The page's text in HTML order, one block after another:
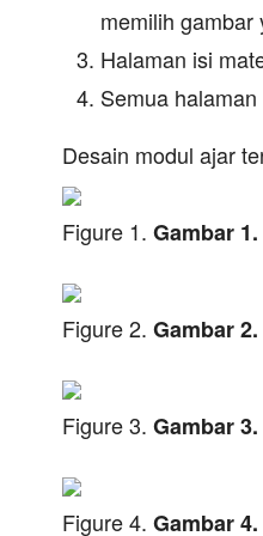
memilih gambar
Halaman isi
Semua
Desain modul ajar
Figure 1. Gambar 1.
Figure 2. Gambar 2.
Figure 3. Gambar 3.
Figure 4. Gambar 4.